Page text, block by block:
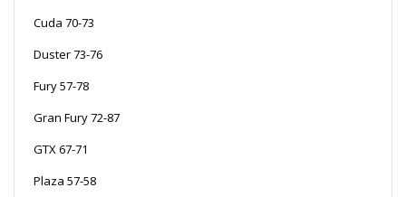
Cuda 70-73
Duster 73-76
Fury 57-78
Gran Fury 72-87
GTX 67-71
Plaza 57-58